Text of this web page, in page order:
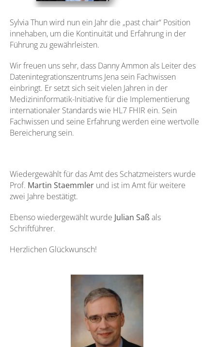
Sylvia Thun wird nun ein Jahr die „past chair“ Position
innehaben, um die Kontinuität und Erfahrung in der
Führung zu gewährleisten.
Wir freuen uns sehr, dass Danny Ammon als Leiter des
Datenintegrationszentrums Jena sein Fachwissen
einbringt. Er setzt sich seit vielen Jahren in der
Medizininformatik-Initiative für die Implementierung
internationaler Standards wie HL7 FHIR ein. Sein
Fachwissen und seine Erfahrung werden eine wertvolle
Bereicherung sein.
Wiedergewählt für das Amt des Schatzmeisters wurde
Prof. Martin Staemmler und ist im Amt für weitere
zwei Jahre bestätigt.
Ebenso wiedergewählt wurde Julian Saßals
Schriftführer.
Herzlichen Glückwunsch!